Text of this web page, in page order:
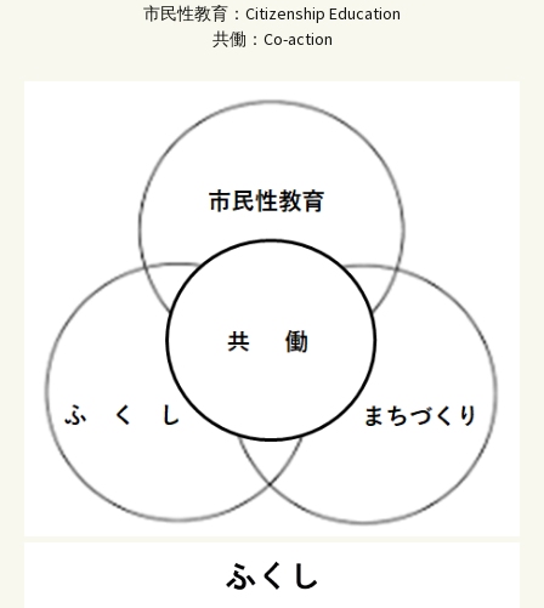
市民性教育：Citizenship Education
共働：Co-action